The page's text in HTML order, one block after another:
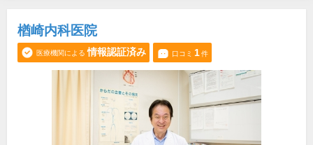
楢崎内科医院
医療機関による 情報認証済み 口コミ 1件